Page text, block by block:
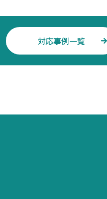
対応事例一覧